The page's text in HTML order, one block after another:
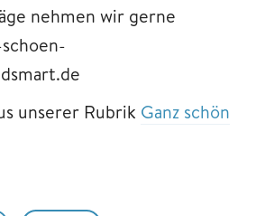
nehmen wir gerne
unserer Rubrik Ganz schön